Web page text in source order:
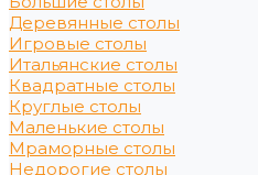
Деревянные столы
Игровые столы
Итальянские столы
Квадратные столы
Круглые столы
Маленькие столы
Мраморные столы
Недорогие столы